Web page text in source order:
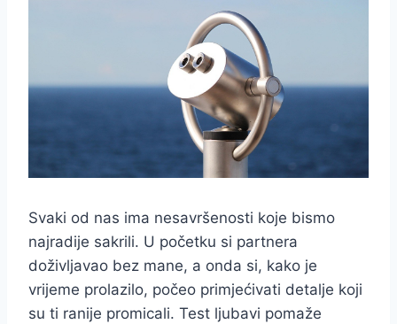
Svaki od nas ima nesavršenosti koje bismo
najradije sakrili. U početku si partnera
doživljavao bez mane, a onda si, kako je
vrijeme prolazilo, počeo primjećivati detalje koji
su ti ranije promicali. Test ljubavi pomaže